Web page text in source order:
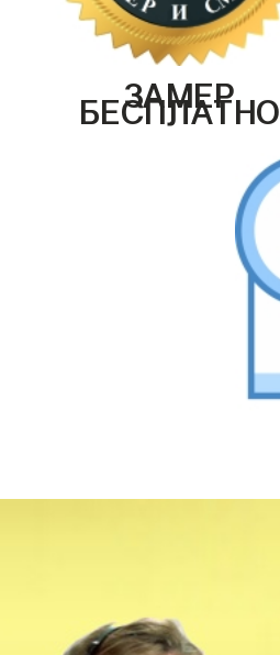
ЗАМЕР
БЕСПЛАТНО